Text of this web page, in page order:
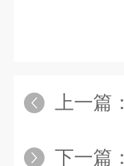
上一篇：
下一篇：